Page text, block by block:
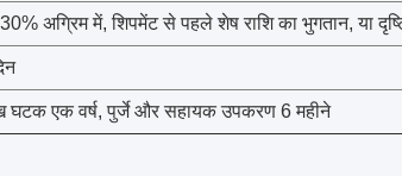
30% अग्रिम में, शिपमेंट से पहले शेष राशि का भुगतान, या
घटक एक वर्ष, पुर्जे और सहायक उपकरण 6 महीने